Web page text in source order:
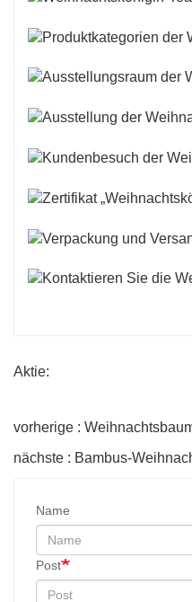
Aktie:
vorherige :
nächste : Bambus-
Name
Post